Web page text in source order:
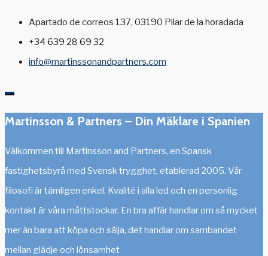
Apartado de correos 137, 03190 Pilar de la horadada
+34 639 28 69 32
info@martinssonandpartners.com
Martinsson & Partners – Din Mäklare i Spanien
Välkommen till Martinsson and Partners, en Spansk
fastighetsbyrå med Svensk trygghet, etablerad 2005. Vår
filosofi är tämligen enkel. Kvalité i alla led och en personlig
kontakt är våra måttstockar. En bra affär handlar om så mycket
mer än bara att köpa och sälja, det handlar om sambandet
mellan glädje och lönsamhet